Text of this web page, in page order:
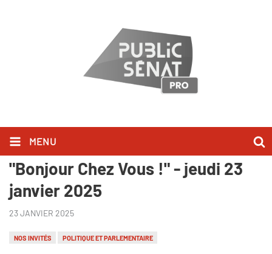
MENU
Paul Christophe l'a dit dans
"Bonjour Chez Vous !" - jeudi 23
janvier 2025
23 JANVIER 2025
NOS INVITÉS POLITIQUE ET PARLEMENTAIRE